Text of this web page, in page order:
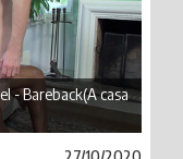
- Bareback(A casa